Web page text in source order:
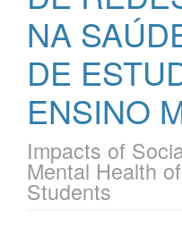
NA
DE
ENSINO
Impacts of
Mental Health
Students